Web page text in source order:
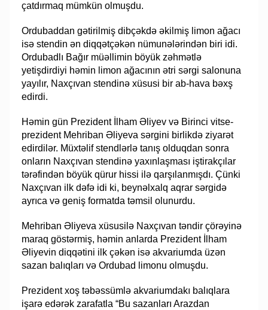
çatdırmaq mümkün olmuşdu.
Ordubaddan gətirilmiş dibçəkdə əkilmiş limon ağacı
isə stendin ən diqqətçəkən nümunələrindən biri idi.
Ordubadlı Bağır müəllimin böyük zəhmətlə
yetişdirdiyi həmin limon ağacının ətri sərgi salonuna
yayılır, Naxçıvan stendinə xüsusi bir ab-hava bəxş
edirdi.
Həmin gün Prezident İlham Əliyev və Birinci vitse-
prezident Mehriban Əliyeva sərgini birlikdə ziyarət
edirdilər. Müxtəlif stendlərlə tanış olduqdan sonra
onların Naxçıvan stendinə yaxınlaşması iştirakçılar
tərəfindən böyük qürur hissi ilə qarşılanmışdı. Çünki
Naxçıvan ilk dəfə idi ki, beynəlxalq aqrar sərgidə
ayrıca və geniş formatda təmsil olunurdu.
Mehriban Əliyeva xüsusilə Naxçıvan təndir çörəyinə
maraq göstərmiş, həmin anlarda Prezident İlham
Əliyevin diqqətini ilk çəkən isə akvariumda üzən
sazan balıqları və Ordubad limonu olmuşdu.
Prezident xoş təbəssümlə akvariumdakı balıqlara
işarə edərək zarafatla “Bu sazanları Arazdan